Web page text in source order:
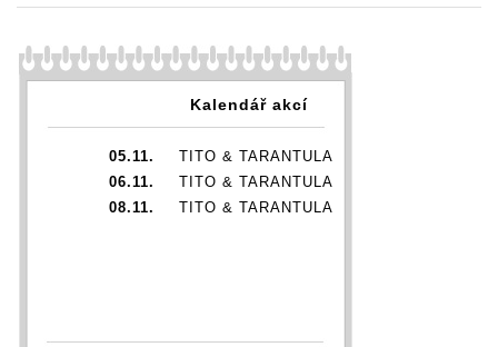
Kalendář akcí
05.11.
TITO & TARANTULA
06.11.
TITO & TARANTULA
08.11.
TITO & TARANTULA